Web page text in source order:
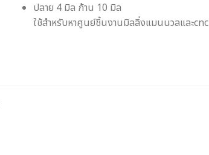
ปลาย 4 มิล ก้าน 10 มิล
ใช้สำหรับหาศูนย์ชิ้นงานมิลลิ่งแมนนวลและcnc